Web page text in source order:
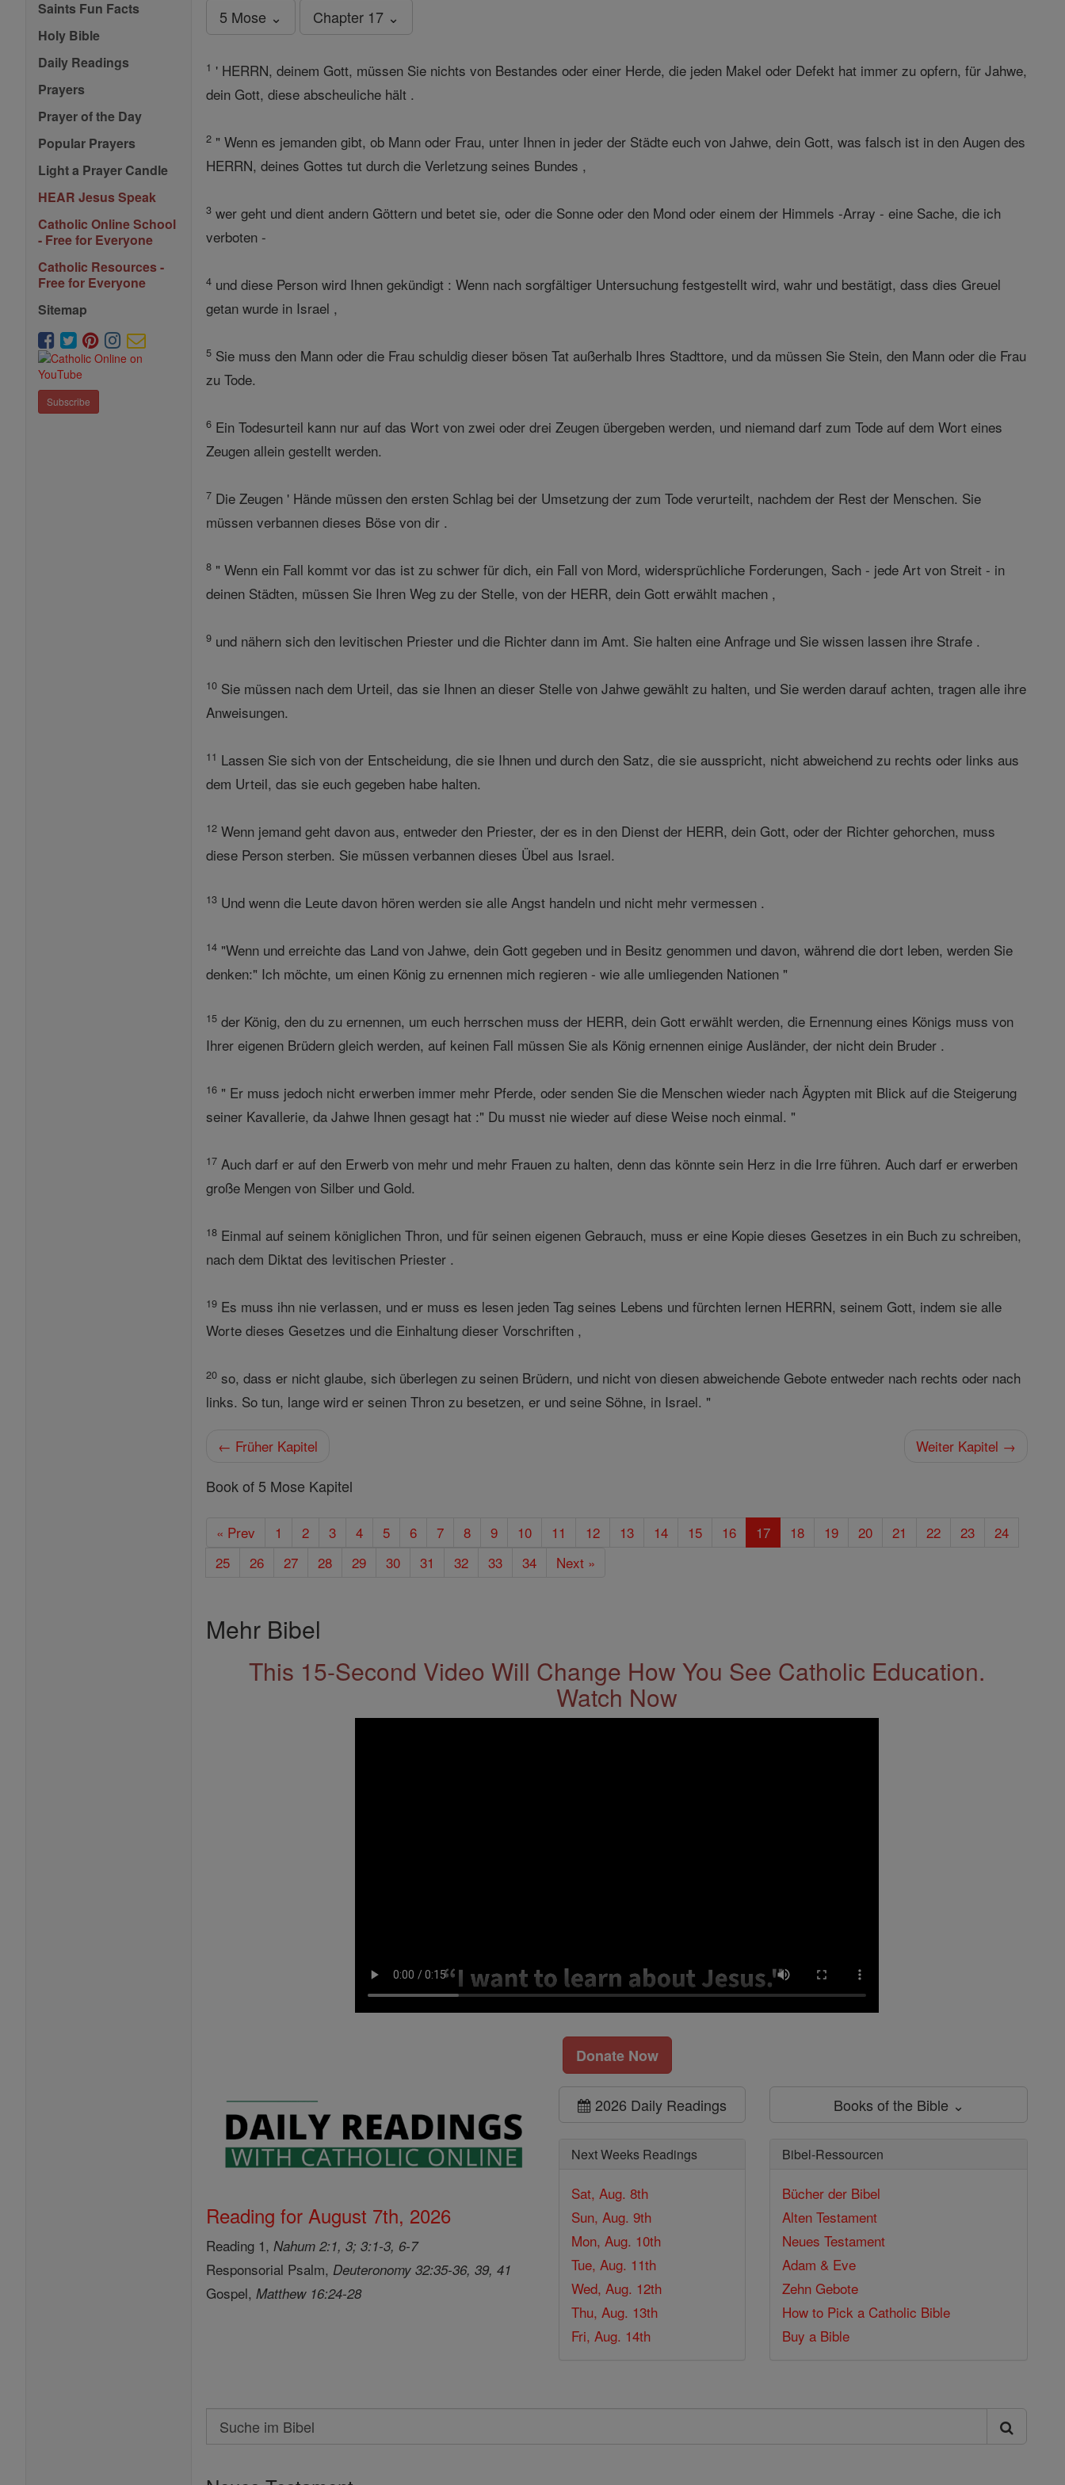
Saints Fun Facts
Holy Bible
Daily Readings
Prayers
Prayer of the Day
Popular Prayers
Light a Prayer Candle
HEAR Jesus Speak
Catholic Online School
- Free for Everyone
Catholic Resources -
Free for Everyone
Sitemap
Subscribe
5 Mose ⌄ Chapter 17 ⌄
1 ' HERRN, deinem Gott, müssen Sie nichts von Bestandes oder einer Herde, die jeden Makel oder Defekt hat immer zu opfern, für Jahwe,
dein Gott, diese abscheuliche hält .
2 " Wenn es jemanden gibt, ob Mann oder Frau, unter Ihnen in jeder der Städte euch von Jahwe, dein Gott, was falsch ist in den Augen des
HERRN, deines Gottes tut durch die Verletzung seines Bundes ,
3 wer geht und dient andern Göttern und betet sie, oder die Sonne oder den Mond oder einem der Himmels -Array - eine Sache, die ich
verboten -
4 und diese Person wird Ihnen gekündigt : Wenn nach sorgfältiger Untersuchung festgestellt wird, wahr und bestätigt, dass dies Greuel
getan wurde in Israel ,
5 Sie muss den Mann oder die Frau schuldig dieser bösen Tat außerhalb Ihres Stadttore, und da müssen Sie Stein, den Mann oder die Frau
zu Tode.
6 Ein Todesurteil kann nur auf das Wort von zwei oder drei Zeugen übergeben werden, und niemand darf zum Tode auf dem Wort eines
Zeugen allein gestellt werden.
7 Die Zeugen ' Hände müssen den ersten Schlag bei der Umsetzung der zum Tode verurteilt, nachdem der Rest der Menschen. Sie
müssen verbannen dieses Böse von dir .
8 " Wenn ein Fall kommt vor das ist zu schwer für dich, ein Fall von Mord, widersprüchliche Forderungen, Sach - jede Art von Streit - in
deinen Städten, müssen Sie Ihren Weg zu der Stelle, von der HERR, dein Gott erwählt machen ,
9 und nähern sich den levitischen Priester und die Richter dann im Amt. Sie halten eine Anfrage und Sie wissen lassen ihre Strafe .
10 Sie müssen nach dem Urteil, das sie Ihnen an dieser Stelle von Jahwe gewählt zu halten, und Sie werden darauf achten, tragen alle ihre
Anweisungen.
11 Lassen Sie sich von der Entscheidung, die sie Ihnen und durch den Satz, die sie ausspricht, nicht abweichend zu rechts oder links aus
dem Urteil, das sie euch gegeben habe halten.
12 Wenn jemand geht davon aus, entweder den Priester, der es in den Dienst der HERR, dein Gott, oder der Richter gehorchen, muss
diese Person sterben. Sie müssen verbannen dieses Übel aus Israel.
13 Und wenn die Leute davon hören werden sie alle Angst handeln und nicht mehr vermessen .
14 "Wenn und erreichte das Land von Jahwe, dein Gott gegeben und in Besitz genommen und davon, während die dort leben, werden Sie
denken:" Ich möchte, um einen König zu ernennen mich regieren - wie alle umliegenden Nationen "
15 der König, den du zu ernennen, um euch herrschen muss der HERR, dein Gott erwählt werden, die Ernennung eines Königs muss von
Ihrer eigenen Brüdern gleich werden, auf keinen Fall müssen Sie als König ernennen einige Ausländer, der nicht dein Bruder .
16 " Er muss jedoch nicht erwerben immer mehr Pferde, oder senden Sie die Menschen wieder nach Ägypten mit Blick auf die Steigerung
seiner Kavallerie, da Jahwe Ihnen gesagt hat :" Du musst nie wieder auf diese Weise noch einmal. "
17 Auch darf er auf den Erwerb von mehr und mehr Frauen zu halten, denn das könnte sein Herz in die Irre führen. Auch darf er erwerben
große Mengen von Silber und Gold.
18 Einmal auf seinem königlichen Thron, und für seinen eigenen Gebrauch, muss er eine Kopie dieses Gesetzes in ein Buch zu schreiben,
nach dem Diktat des levitischen Priester .
19 Es muss ihn nie verlassen, und er muss es lesen jeden Tag seines Lebens und fürchten lernen HERRN, seinem Gott, indem sie alle
Worte dieses Gesetzes und die Einhaltung dieser Vorschriften ,
20 so, dass er nicht glaube, sich überlegen zu seinen Brüdern, und nicht von diesen abweichende Gebote entweder nach rechts oder nach
links. So tun, lange wird er seinen Thron zu besetzen, er und seine Söhne, in Israel. "
← Früher Kapitel Weiter Kapitel →
Book of 5 Mose Kapitel
« Prev 1 2 3 4 5 6 7 8 9 10 11 12 13 14 15 16 17 18 19 20 21 22 23
24
25
26 27 28 29 30 31 32 33 34 Next »
Mehr Bibel
This 15-Second Video Will Change How You See Catholic Education.
Watch Now
Donate Now
Reading for August 7th, 2026
Reading 1,Nahum 2:1, 3; 3:1-3, 6-7
Responsorial Psalm, Deuteronomy 32:35-36, 39, 41
Gospel,Matthew 16:24-28
2026 Daily Readings
Next Weeks Readings
Sat, Aug. 8th
Sun, Aug. 9th
Mon, Aug. 10th
Tue, Aug. 11th
Wed, Aug. 12th
Thu, Aug. 13th
Fri, Aug. 14th
Books of the Bible ⌄
Bibel-Ressourcen
Bücher der Bibel
Alten Testament
Neues Testament
Adam & Eve
Zehn Gebote
How to Pick a Catholic Bible
Buy a Bible
Search
Suche